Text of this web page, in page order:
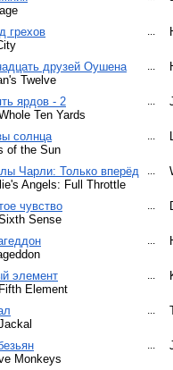
грехов
...
друзей Оушена
Twelve
...
ярдов - 2
Ten Yards
...
солнца
of the Sun
...
Чарли: Только вперёд
Angels: Full Throttle
...
чувство
Sense
...
...
элемент
Element
...
...
Monkeys
...